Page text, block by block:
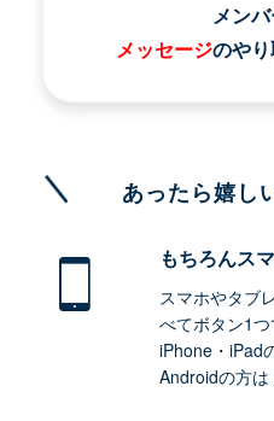
メン
メッセージのやり
あったら嬉し
もちろんス
スマホやタブ
べてボタン1つ
iPhone・iPad
Androidの方は